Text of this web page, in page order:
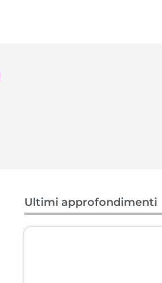
Ultimi approfondimenti